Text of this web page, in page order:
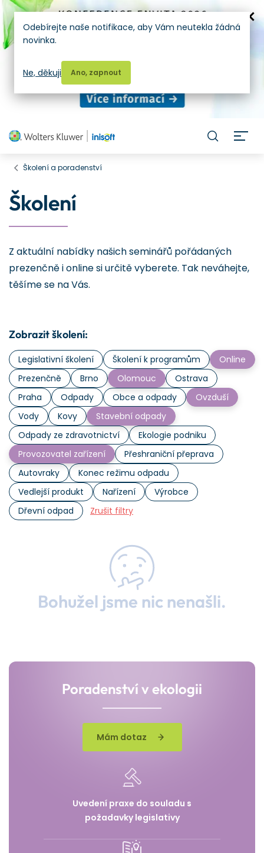
Školení a poradenství
Školení
Z aktuální nabídky našich seminářů pořádaných
prezenčně i online si určitě vyberete. Tak neváhejte,
těšíme se na Vás.
Zobrazit školení:
Legislativní školení Školení k programům
Online
Prezenčně
Brno Olomouc
Ostrava
Praha
Odpady Obce a odpady
Ovzduší
Vody
Kovy
Stavební odpady
Odpady ze zdravotnictví
Ekologie podniku
Provozovatel zařízení
Přeshraniční přeprava
Autovraky
Konec režimu odpadu
Vedlejší produkt
Nařízení
Výrobce
Dřevní odpad
Zrušit filtry
Bohužel jsme nic nenašli.
Poradenství v ekologii
Mám dotaz
Uvedení praxe do souladu s
požadavky legislativy
Odebírejte naše notifikace, aby Vám neutekla žádná
novinka.
Ano, zapnout
Ne, děkuji